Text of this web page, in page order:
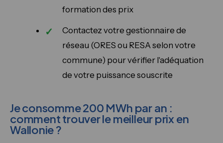
formation des prix
Contactez votre gestionnaire de
réseau (ORES ou RESA selon votre
commune) pour vérifier l'adéquation
de votre puissance souscrite
Je consomme 200 MWh par an :
comment trouver le meilleur prix en
Wallonie ?